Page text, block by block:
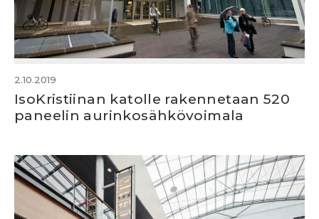
2.10.2019
IsoKristiinan katolle rakennetaan 520
paneelin aurinkosähkövoimala